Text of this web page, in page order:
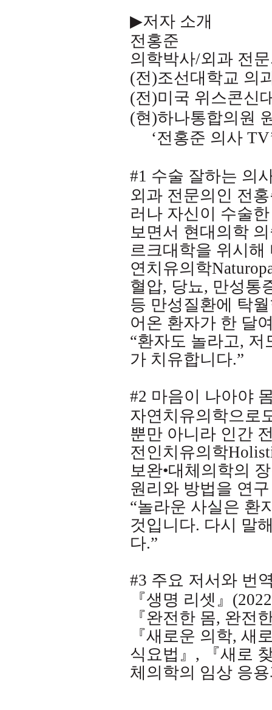
▶저자 소개
전홍준
의학박사/외과 전
(전)조선대학교 의
(전)미국 위스콘신
(현)하나통합의원
‘전홍준 의사
#1 수술 잘하는 의
외과 전문의인 전
러나 자신이 수술
보면서 현대의학
르크대학을 위시
연치유의학
혈압, 당뇨, 만성통
등 만성질환에 탁
어온 환자가 한 달
“환자도 놀라고, 저
가 치유합니다.”
#2 마음이 나아야
자연치유의학으로
뿐만 아니라 인간
전인치유의학
보완•대체의학의
원리와 방법을 연
“놀라운 사실은 환
것입니다. 다시 말
다.”
#3 주요 저서와 번
『생명 리셋』 (2022
『완전한 몸, 완전
『새로운 의학, 새
식요법』 ,
『새로
체의학의 임상 응